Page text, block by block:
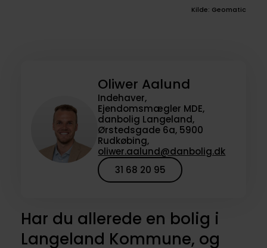
Kilde: Geomatic
Oliwer Aalund
Indehaver,
Ejendomsmægler MDE,
danbolig Langeland,
Ørstedsgade 6a, 5900
Rudkøbing,
oliwer.aalund@danbolig.dk
31 68 20 95
Har du allerede en bolig i
Langeland Kommune, og